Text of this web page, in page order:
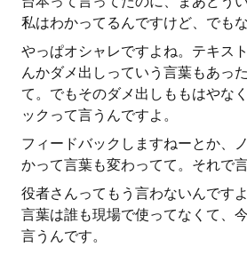
私はわかってるんですけど、でもな
やっぱオシャレですよね。テキス
んかダメ出しっていう言葉もあっ
て。でもそのダメ出しももはやな
ックって言うんですよ。
フィードバックしますねーとか、
かって言葉も変わってて。それで
役者さんってもう言わないんです
言葉は誰も現場で使ってなくて、
言うんです。